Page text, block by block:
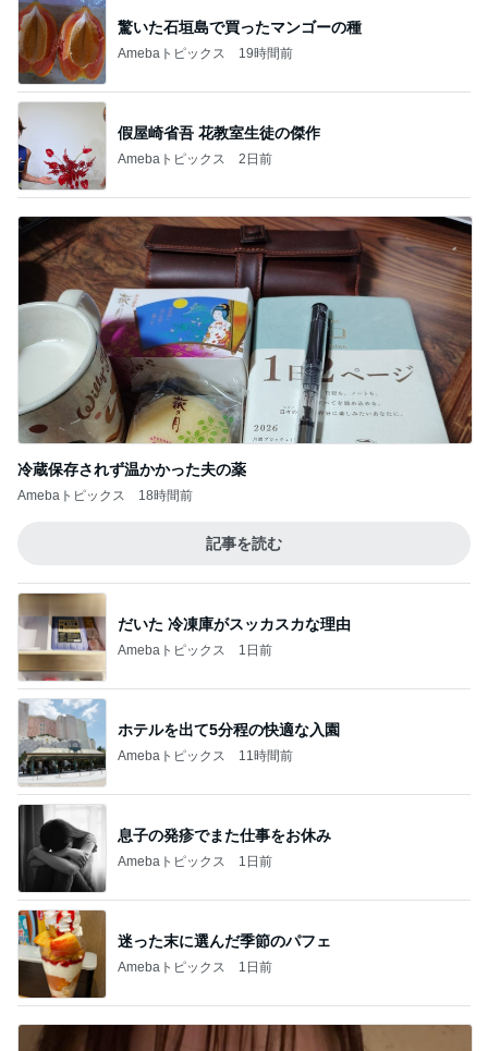
驚いた石垣島で買ったマンゴーの種
Amebaトピックス 19時間前
假屋崎省吾 花教室生徒の傑作
Amebaトピックス 2日前
冷蔵保存されず温かかった夫の薬
Amebaトピックス 18時間前
記事を読む
だいた 冷凍庫がスッカスカな理由
Amebaトピックス 1日前
ホテルを出て5分程の快適な入園
Amebaトピックス 11時間前
息子の発疹でまた仕事をお休み
Amebaトピックス 1日前
迷った末に選んだ季節のパフェ
Amebaトピックス 1日前